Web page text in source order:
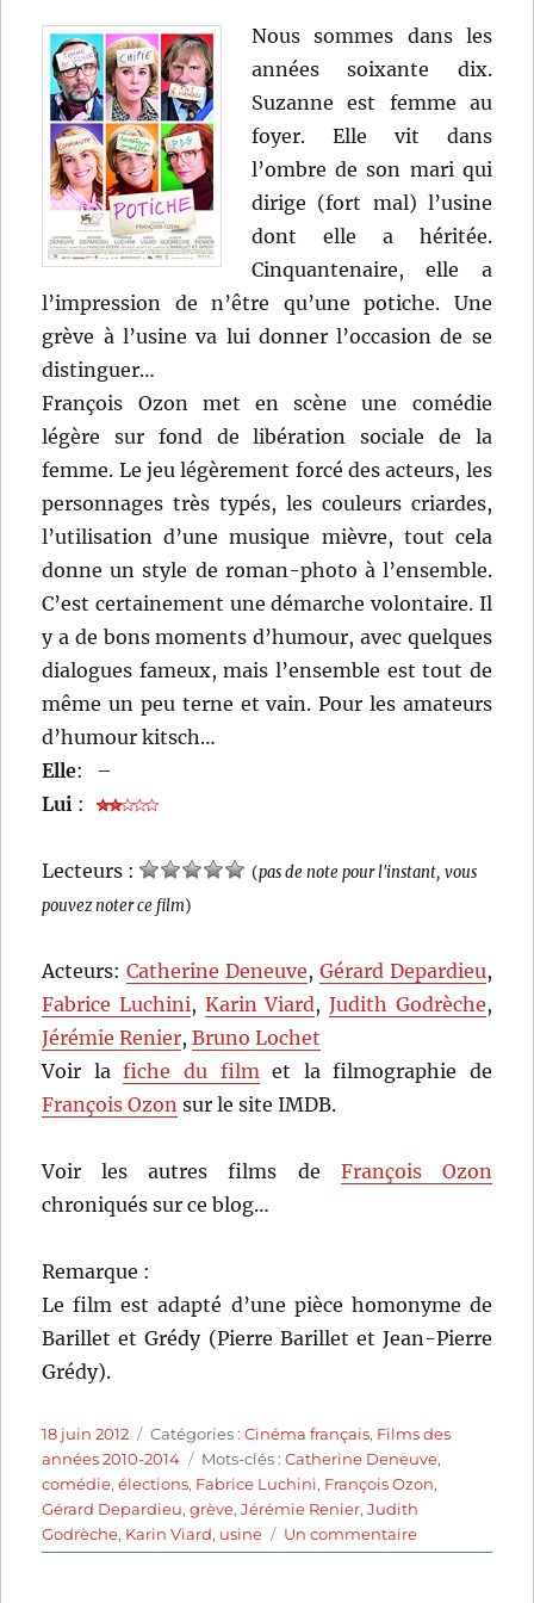
Nous sommes dans les
années soixante dix.
Suzanne est femme au
foyer. Elle vit dans
l’ombre de son mari qui
dirige (fort mal) l’usine
dont elle a héritée.
Cinquantenaire, elle a
l’impression de n’être qu’une potiche. Une
grève à l’usine va lui donner l’occasion de se
distinguer…
François Ozon met en scène une comédie
légère sur fond de libération sociale de la
femme. Le jeu légèrement forcé des acteurs, les
personnages très typés, les couleurs criardes,
l’utilisation d’une musique mièvre, tout cela
donne un style de roman-photo à l’ensemble.
C’est certainement une démarche volontaire. Il
y a de bons moments d’humour, avec quelques
dialogues fameux, mais l’ensemble est tout de
même un peu terne et vain. Pour les amateurs
d’humour kitsch…
Elle:
–
Lui :
Lecteurs : (pas de note pour l'instant, vous
pouvez noter ce film)
Acteurs:Catherine Deneuve, Gérard Depardieu,
Fabrice Luchini, Karin Viard,Judith Godrèche,
Jérémie Renier,Bruno Lochet
Voir lafiche du film et la filmographie de
François Ozon sur le site IMDB.
Voir les autres films de François Ozon
chroniqués sur ce blog…
Remarque :
Le film est adapté d’une pièce homonyme de
Barillet et Grédy (Pierre Barillet et Jean-Pierre
Grédy).
Publié
le
18 juin 2012 Catégories
Catégories :Cinéma français, Films des
années 2010-2014
Étiquettes
Mots-clés :Catherine Deneuve,
comédie,élections, Fabrice Luchini, François Ozon,
Gérard Depardieu,grève,Jérémie Renier,Judith
Godrèche, Karin Viard, usine Un commentairesur
Potiche